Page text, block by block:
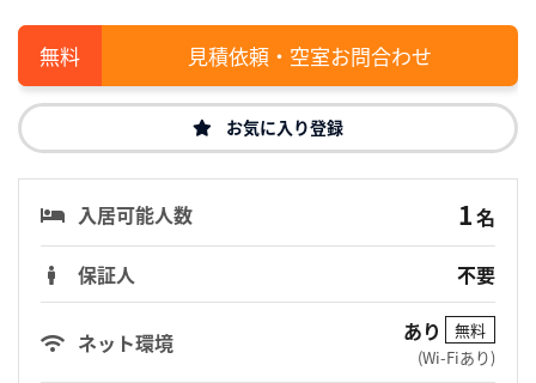
見積依頼・空室お問合わせ
お気に入り登録
入居可能人数 1名
保証人
不要
ネット環境 あり
無料
(Wi-Fiあり)